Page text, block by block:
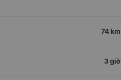
74 km
3 giờ